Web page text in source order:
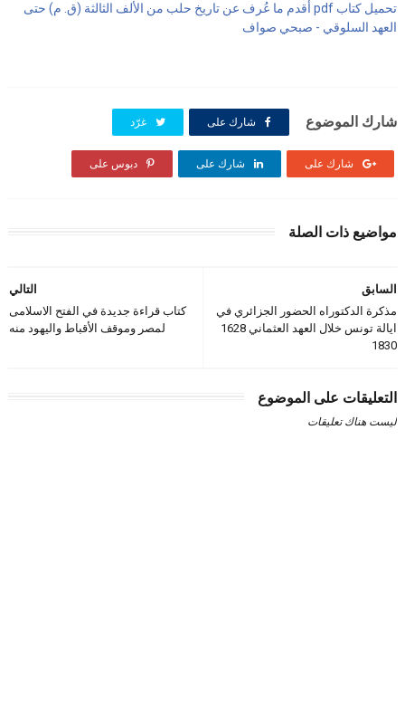
تحميل كتاب pdf أقدم ما عُرف عن تاريخ حلب من الألف الثالثة (ق. م) حتى
العهد السلوقي - صبحي صواف
شارك الموضوع شارك على غرّد
شارك على شارك على دبوس على
مواضيع ذات الصلة
التالي
كتاب قراءة جديدة في الفتح الاسلامى
لمصر وموقف الأقباط واليهود منه
السابق
مذكرة الدكتوراه الحضور الجزائري في
ايالة تونس خلال العهد العثماني 1628
1830
التعليقات على الموضوع
ليست هناك تعليقات